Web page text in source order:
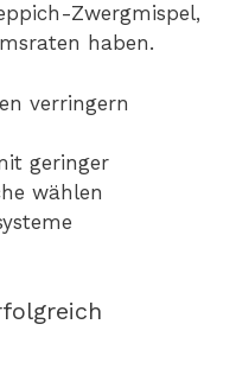
Zwergmispel,
haben.
verringern
geringer
wählen